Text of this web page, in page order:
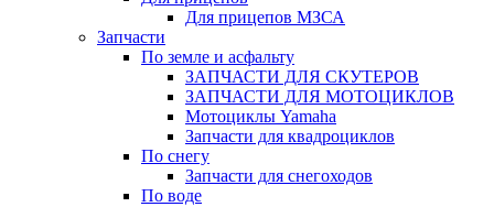
Для прицепов МЗСА
Запчасти
По земле и асфальту
ЗАПЧАСТИ ДЛЯ СКУТЕРОВ
ЗАПЧАСТИ ДЛЯ МОТОЦИКЛОВ
Мотоциклы Yamaha
Запчасти для квадроциклов
По снегу
Запчасти для снегоходов
По воде